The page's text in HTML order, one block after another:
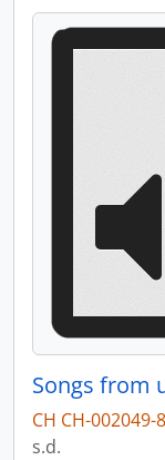
Songs from
CH CH-002049-
s.d.